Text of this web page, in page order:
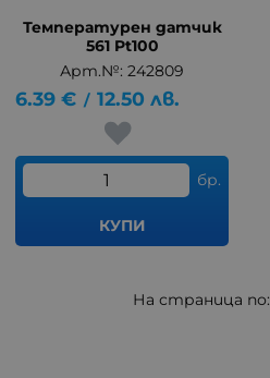
Температурен датчик
561 Pt100
Арт.№: 242809
6.39 € / 12.50 лв.
бр.
КУПИ
На страница по: